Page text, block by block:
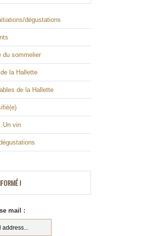
dégustations
du sommelier
la Hallette
de la Hallette
vin
!
mail :